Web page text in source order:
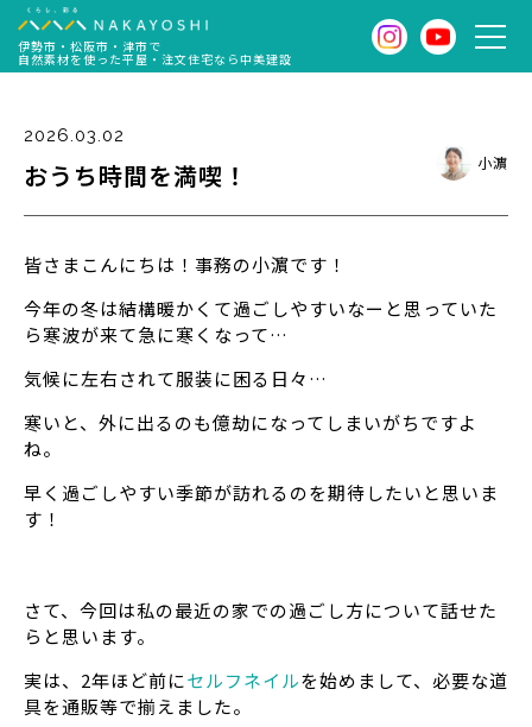
伊勢市・松阪市・津市で
自然素材を使った平屋・注文住宅なら中美建設
2026.03.02
おうち時間を満喫！ 小濵
皆さまこんにちは！事務の小濵です！
今年の冬は結構暖かくて過ごしやすいなーと思っていた
ら寒波が来て急に寒くなって…
気候に左右されて服装に困る日々…
寒いと、外に出るのも億劫になってしまいがちですよ
ね。
早く過ごしやすい季節が訪れるのを期待したいと思いま
す！
さて、今回は私の最近の家での過ごし方について話せた
らと思います。
実は、2年ほど前にセルフネイルを始めまして、必要な道
具を通販等で揃えました。